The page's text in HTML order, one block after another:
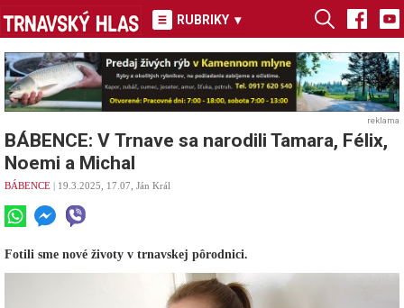
RUBRIKY ▾
reklama
BÁBENCE: V Trnave sa narodili Tamara, Félix,
Noemi a Michal
BÁBENCE | 19.3.2025, 17.07, Ján Král
Fotili sme nové životy v trnavskej pôrodnici.